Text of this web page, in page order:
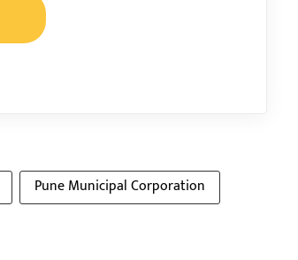
Pune Municipal Corporation